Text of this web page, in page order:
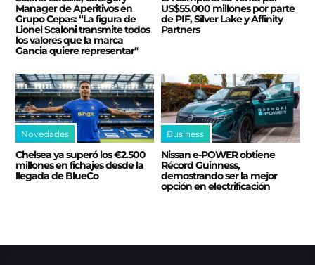
Manager de Aperitivos en
Grupo Cepas: “La figura de
Lionel Scaloni transmite todos
los valores que la marca
Gancia quiere representar"
US$55.000 millones por parte
de PIF, Silver Lake y Affinity
Partners
Novedades
Chelsea ya superó los €2.500
millones en fichajes desde la
llegada de BlueCo
Business
Nissan e‑POWER obtiene
Récord Guinness,
demostrando ser la mejor
opción en electrificación